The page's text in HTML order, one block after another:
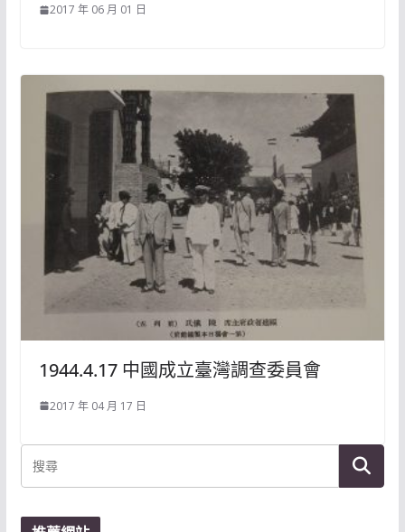
2017 年 06 月 01 日
1944.4.17 中國成立臺灣調查委員會
2017 年 04 月 17 日